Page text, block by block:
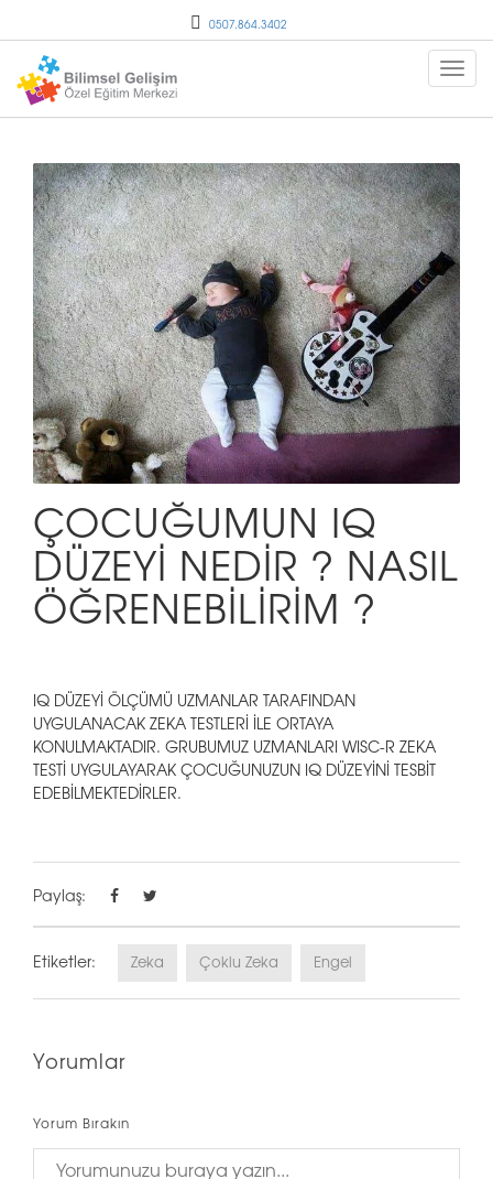
0507.864.3402
ÇOCUĞUMUN IQ
DÜZEYİ NEDİR ? NASIL
ÖĞRENEBİLİRİM ?
IQ DÜZEYİ ÖLÇÜMÜ UZMANLAR TARAFINDAN
UYGULANACAK ZEKA TESTLERİ İLE ORTAYA
KONULMAKTADIR. GRUBUMUZ UZMANLARI WISC-R ZEKA
TESTİ UYGULAYARAK ÇOCUĞUNUZUN IQ DÜZEYİNİ TESBİT
EDEBİLMEKTEDİRLER.
Paylaş:
Etiketler: Zeka Çoklu Zeka Engel
Yorumlar
Yorum Bırakın